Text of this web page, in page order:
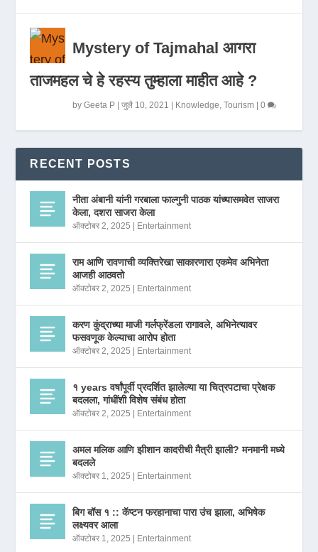
Mystery of Tajmahal आगरा
ताजमहल चे हे रहस्य तुम्हाला माहीत आहे ?
byGeeta P |जुलै 10, 2021 | Knowledge ,Tourism |0
RECENT POSTS
नीता अंबानी यांनी गरबाला फाल्गुनी पाठक यांच्यासमवेत साजरा
केला, दशरा साजरा केला
ऑक्टोबर 2, 2025 | Entertainment
राम आणि रावणाची व्यक्तिरेखा साकारणारा एकमेव अभिनेता
आजही आठवतो
ऑक्टोबर 2, 2025 | Entertainment
करण कुंद्राच्या माजी गर्लफ्रेंडला रागावले, अभिनेत्यावर
फसवणूक केल्याचा आरोप होता
ऑक्टोबर 2, 2025 | Entertainment
१ years वर्षांपूर्वी प्रदर्शित झालेल्या या चित्रपटाचा प्रेक्षक
बदलला, गांधींशी विशेष संबंध होता
ऑक्टोबर 2, 2025 | Entertainment
अमल मलिक आणि झीशान कादरीची मैत्री झाली? मनमानी मध्ये
बदलले
ऑक्टोबर 1, 2025 | Entertainment
बिग बॉस १ :: कॅप्टन फरहानाचा पारा उंच झाला, अभिषेक
लक्ष्यवर आला
ऑक्टोबर 1, 2025 | Entertainment